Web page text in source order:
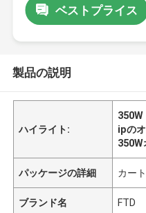
ベストプライス
製品の説明
ハイライト:
350W
ipの
350W
パッケージの詳細 カー
ブランド名 FTD